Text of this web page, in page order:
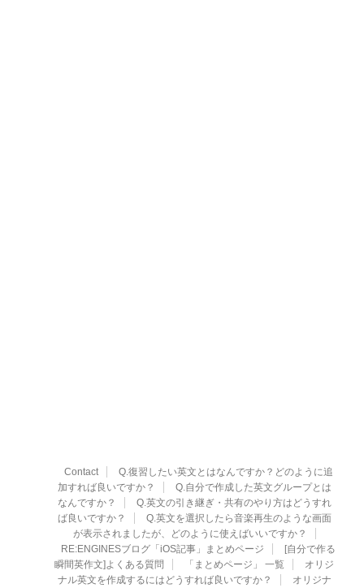
Contact
Q.復習したい英文とはなんですか？どのように追
加すれば良いですか？
Q.自分で作成した英文グループとは
なんですか？
Q.英文の引き継ぎ・共有のやり方はどうすれ
ば良いですか？
Q.英文を選択したら音楽再生のような画面
が表示されましたが、どのように使えばいいですか？
RE:ENGINESブログ「iOS記事」まとめページ
[自分で作る
瞬間英作文]よくある質問
「まとめページ」 一覧
オリジ
ナル英文を作成するにはどうすれば良いですか？
オリジナ